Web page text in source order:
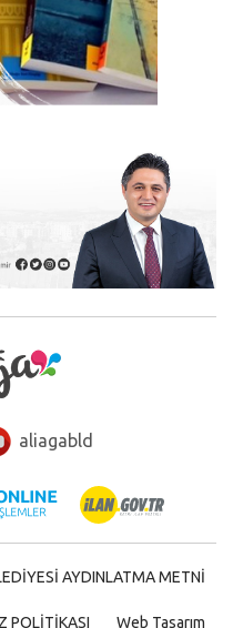
aliagabld
AYDINLATMA METNİ
POLİTİKASI Web Tasarım